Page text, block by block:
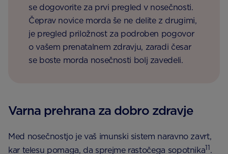
se dogovorite za prvi pregled v nosečnosti.
Čeprav novice morda še ne delite z drugimi,
je pregled priložnost za podroben pogovor
o vašem prenatalnem zdravju, zaradi česar
se boste morda nosečnosti bolj zavedeli.
Varna prehrana za dobro zdravje
Med nosečnostjo je vaš imunski sistem naravno zavrt,
kar telesu pomaga, da sprejme rastočega sopotnika11.